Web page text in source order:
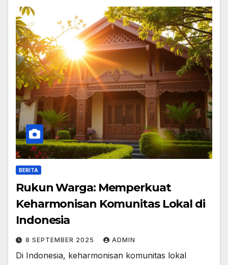
BERITA
Rukun Warga: Memperkuat
Keharmonisan Komunitas Lokal di
Indonesia
8 SEPTEMBER 2025 ADMIN
Di Indonesia, keharmonisan komunitas lokal